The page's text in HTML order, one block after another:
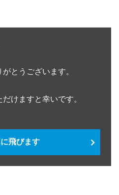
とうございます。
けますと幸いです。
飛びます